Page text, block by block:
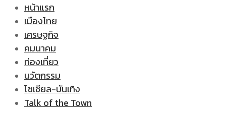
หน้าแรก
เมืองไทย
เศรษฐกิจ
คมนาคม
ท่องเที่ยว
นวัตกรรม
โซเชียล-บันเทิง
Talk of the Town